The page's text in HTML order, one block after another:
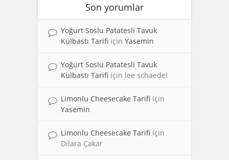
Son yorumlar
Yoğurt Soslu Patatesli Tavuk
Külbastı Tarifi için Yasemin
Yoğurt Soslu Patatesli Tavuk
Külbastı Tarifi için lee schaedel
Limonlu Cheesecake Tarifi için
Yasemin
Limonlu Cheesecake Tarifi için
Dilara Çakar